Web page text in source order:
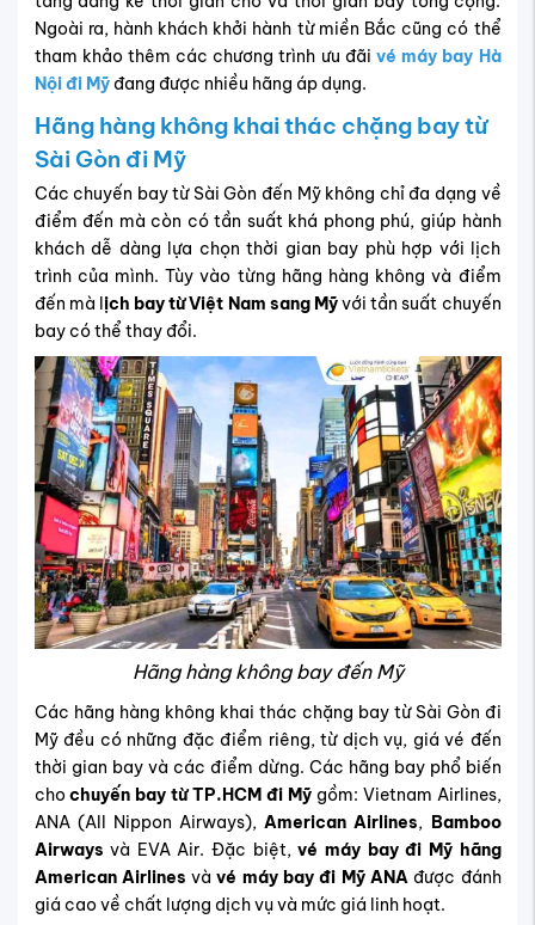
Ngoài ra, hành khách khởi hành từ miền Bắc cũng có thể
tham khảo thêm các chương trình ưu đãi vé máy bay Hà
Nội đi Mỹđang được nhiều hãng áp dụng.
Hãng hàng không khai thác chặng bay từ
Sài Gòn đi Mỹ
Các chuyến bay từ Sài Gòn đến Mỹ không chỉ đa dạng về
điểm đến mà còn có tần suất khá phong phú, giúp hành
khách dễ dàng lựa chọn thời gian bay phù hợp với lịch
trình của mình. Tùy vào từng hãng hàng không và điểm
đến mà lịch bay từ Việt Nam sang Mỹvới tần suất chuyến
bay có thể thay đổi.
Hãng hàng không bay đến Mỹ
Các hãng hàng không khai thác chặng bay từ Sài Gòn đi
Mỹ đều có những đặc điểm riêng, từ dịch vụ, giá vé đến
thời gian bay và các điểm dừng. Các hãng bay phổ biến
chochuyến bay từ TP.HCM đi Mỹgồm: Vietnam Airlines,
ANA (All Nippon Airways),American Airlines, Bamboo
Airways và EVA Air. Đặc biệt,vé máy bay đi Mỹ hãng
American Airlines vàvé máy bay đi Mỹ ANA được đánh
giá cao về chất lượng dịch vụ và mức giá linh hoạt.